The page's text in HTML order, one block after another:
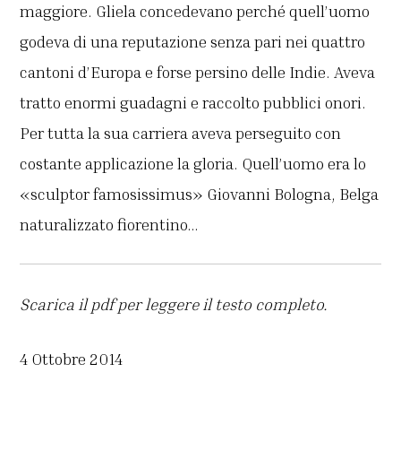
maggiore. Gliela concedevano perché quell’uomo
godeva di una reputazione senza pari nei quattro
cantoni d’Europa e forse persino delle Indie. Aveva
tratto enormi guadagni e raccolto pubblici onori.
Per tutta la sua carriera aveva perseguito con
costante applicazione la gloria. Quell’uomo era lo
«sculptor famosissimus» Giovanni Bologna, Belga
naturalizzato fiorentino…
Scarica il pdf per leggere il testo completo.
4 Ottobre 2014